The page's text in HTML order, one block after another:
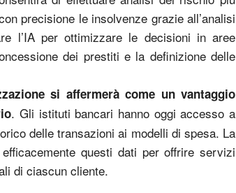
precisione le insolvenze grazie all’analisi
l’IA per ottimizzare le decisioni in aree
dei prestiti e la definizione delle
si affermerà come un vantaggio
. Gli istituti bancari hanno oggi accesso a
delle transazioni ai modelli di spesa. La
questi dati per offrire servizi
di ciascun cliente.